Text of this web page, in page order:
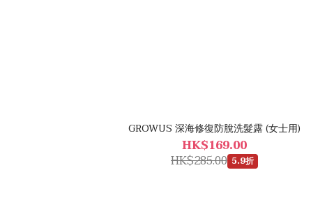
GROWUS 深海修復防脫洗髮露 (女士用)
HK$169.00
HK$285.00 5.9折